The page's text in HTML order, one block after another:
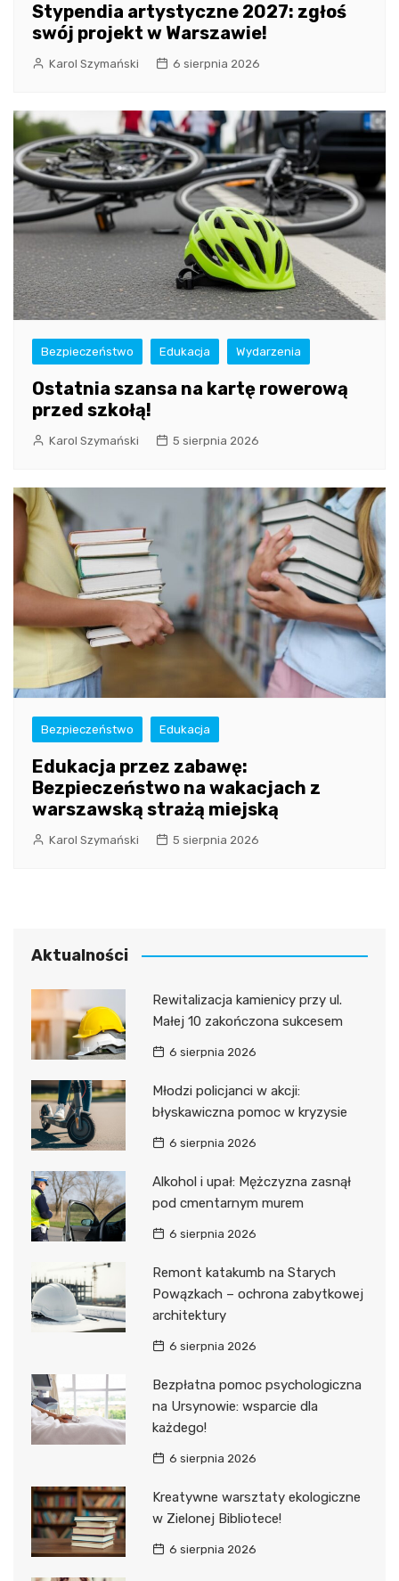
Stypendia artystyczne 2027: zgłoś
swój projekt w Warszawie!
Karol Szymański 6 sierpnia 2026
Bezpieczeństwo Edukacja Wydarzenia
Ostatnia szansa na kartę rowerową
przed szkołą!
Karol Szymański 5 sierpnia 2026
Bezpieczeństwo Edukacja
Edukacja przez zabawę:
Bezpieczeństwo na wakacjach z
warszawską strażą miejską
Karol Szymański 5 sierpnia 2026
Aktualności
Rewitalizacja kamienicy przy ul.
Małej 10 zakończona sukcesem
6 sierpnia 2026
Młodzi policjanci w akcji:
błyskawiczna pomoc w kryzysie
6 sierpnia 2026
Alkohol i upał: Mężczyzna zasnął
pod cmentarnym murem
6 sierpnia 2026
Remont katakumb na Starych
Powązkach – ochrona zabytkowej
architektury
6 sierpnia 2026
Bezpłatna pomoc psychologiczna
na Ursynowie: wsparcie dla
każdego!
6 sierpnia 2026
Kreatywne warsztaty ekologiczne
w Zielonej Bibliotece!
6 sierpnia 2026